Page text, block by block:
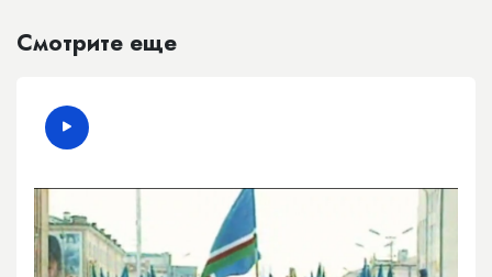
Смотрите еще